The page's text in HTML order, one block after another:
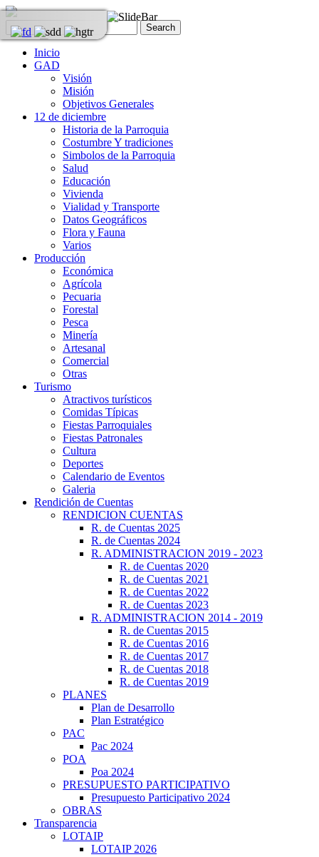
Inicio
GAD
Visión
Misión
Objetivos Generales
12 de diciembre
Historia de la Parroquia
Costumbre Y tradiciones
Simbolos de la Parroquia
Salud
Educación
Vivienda
Vialidad y Transporte
Datos Geográficos
Flora y Fauna
Varios
Producción
Económica
Agrícola
Pecuaria
Forestal
Pesca
Minería
Artesanal
Comercial
Otras
Turismo
Atractivos turísticos
Comidas Típicas
Fiestas Parroquiales
Fiestas Patronales
Cultura
Deportes
Calendario de Eventos
Galeria
Rendición de Cuentas
RENDICION CUENTAS
R. de Cuentas 2025
R. de Cuentas 2024
R. ADMINISTRACION 2019 - 2023
R. de Cuentas 2020
R. de Cuentas 2021
R. de Cuentas 2022
R. de Cuentas 2023
R. ADMINISTRACION 2014 - 2019
R. de Cuentas 2015
R. de Cuentas 2016
R. de Cuentas 2017
R. de Cuentas 2018
R. de Cuentas 2019
PLANES
Plan de Desarrollo
Plan Estratégico
PAC
Pac 2024
POA
Poa 2024
PRESUPUESTO PARTICIPATIVO
Presupuesto Participativo 2024
OBRAS
Transparencia
LOTAIP
LOTAIP 2026